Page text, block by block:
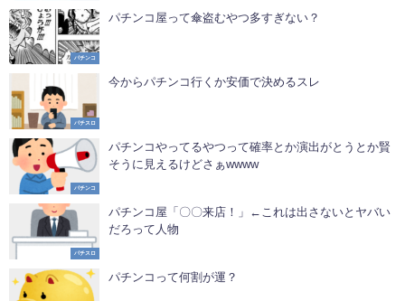
パチンコ
パチンコ屋って傘盗むやつ多すぎない？
パチスロ
今からパチンコ行くか安価で決めるスレ
パチンコ
パチンコやってるやつって確率とか演出がとうとか賢
そうに見えるけどさぁwwww
パチスロ
パチンコ屋「〇〇来店！」←これは出さないとヤバい
だろって人物
パチンコって何割が運？